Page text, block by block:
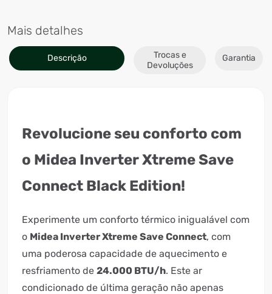
Mais detalhes
Descrição
Trocas e
Devoluções
Garantia
Revolucione seu conforto com
o Midea Inverter Xtreme Save
Connect Black Edition!
Experimente um conforto térmico inigualável com
o Midea Inverter Xtreme Save Connect, com
uma poderosa capacidade de aquecimento e
resfriamento de 24.000 BTU/h. Este ar
condicionado de última geração não apenas